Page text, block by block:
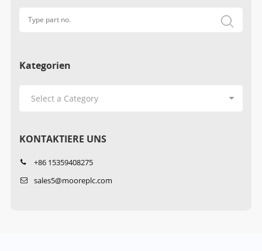
Kategorien
KONTAKTIERE UNS
+86 15359408275
sales5@mooreplc.com